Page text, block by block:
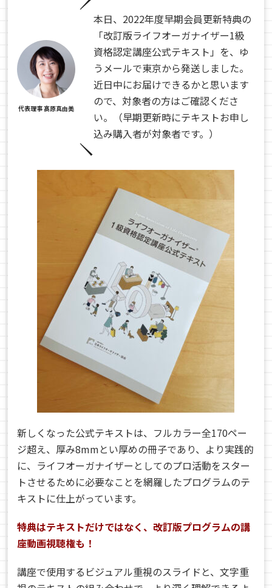
代表理事 髙原真由美
本日、2022年度早期会員更新特典の
「改訂版ライフオーガナイザー1級
資格認定講座公式テキスト」を、ゆ
うメールで東京から発送しました。
近日中にお届けできるかと思います
ので、対象者の方はご確認くださ
い。（早期更新時にテキストお申し
込み購入者が対象者です。）
新しくなった公式テキストは、フルカラー全170ペー
ジ超え、厚み8mmとい厚めの冊子であり、より実践的
に、ライフオーガナイザーとしてのプロ活動をスター
トさせるために必要なことを網羅したプログラムのテ
キストに仕上がっています。
特典はテキストだけではなく、改訂版プログラムの講
座動画視聴権も！
講座で使用するビジュアル重視のスライドと、文字重